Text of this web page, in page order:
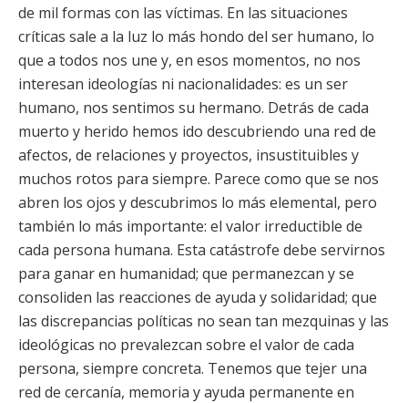
de mil formas con las víctimas. En las situaciones
críticas sale a la luz lo más hondo del ser humano, lo
que a todos nos une y, en esos momentos, no nos
interesan ideologías ni nacionalidades: es un ser
humano, nos sentimos su hermano. Detrás de cada
muerto y herido hemos ido descubriendo una red de
afectos, de relaciones y proyectos, insustituibles y
muchos rotos para siempre. Parece como que se nos
abren los ojos y descubrimos lo más elemental, pero
también lo más importante: el valor irreductible de
cada persona humana. Esta catástrofe debe servirnos
para ganar en humanidad; que permanezcan y se
consoliden las reacciones de ayuda y solidaridad; que
las discrepancias políticas no sean tan mezquinas y las
ideológicas no prevalezcan sobre el valor de cada
persona, siempre concreta. Tenemos que tejer una
red de cercanía, memoria y ayuda permanente en